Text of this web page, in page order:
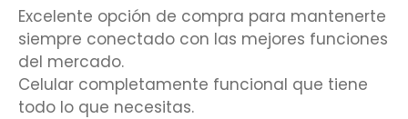
Excelente opción de compra para mantenerte
siempre conectado con las mejores funciones
del mercado.
Celular completamente funcional que tiene
todo lo que necesitas.